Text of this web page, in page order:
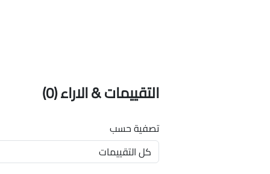
التقييمات & الاراء(0)
تصفية حسب